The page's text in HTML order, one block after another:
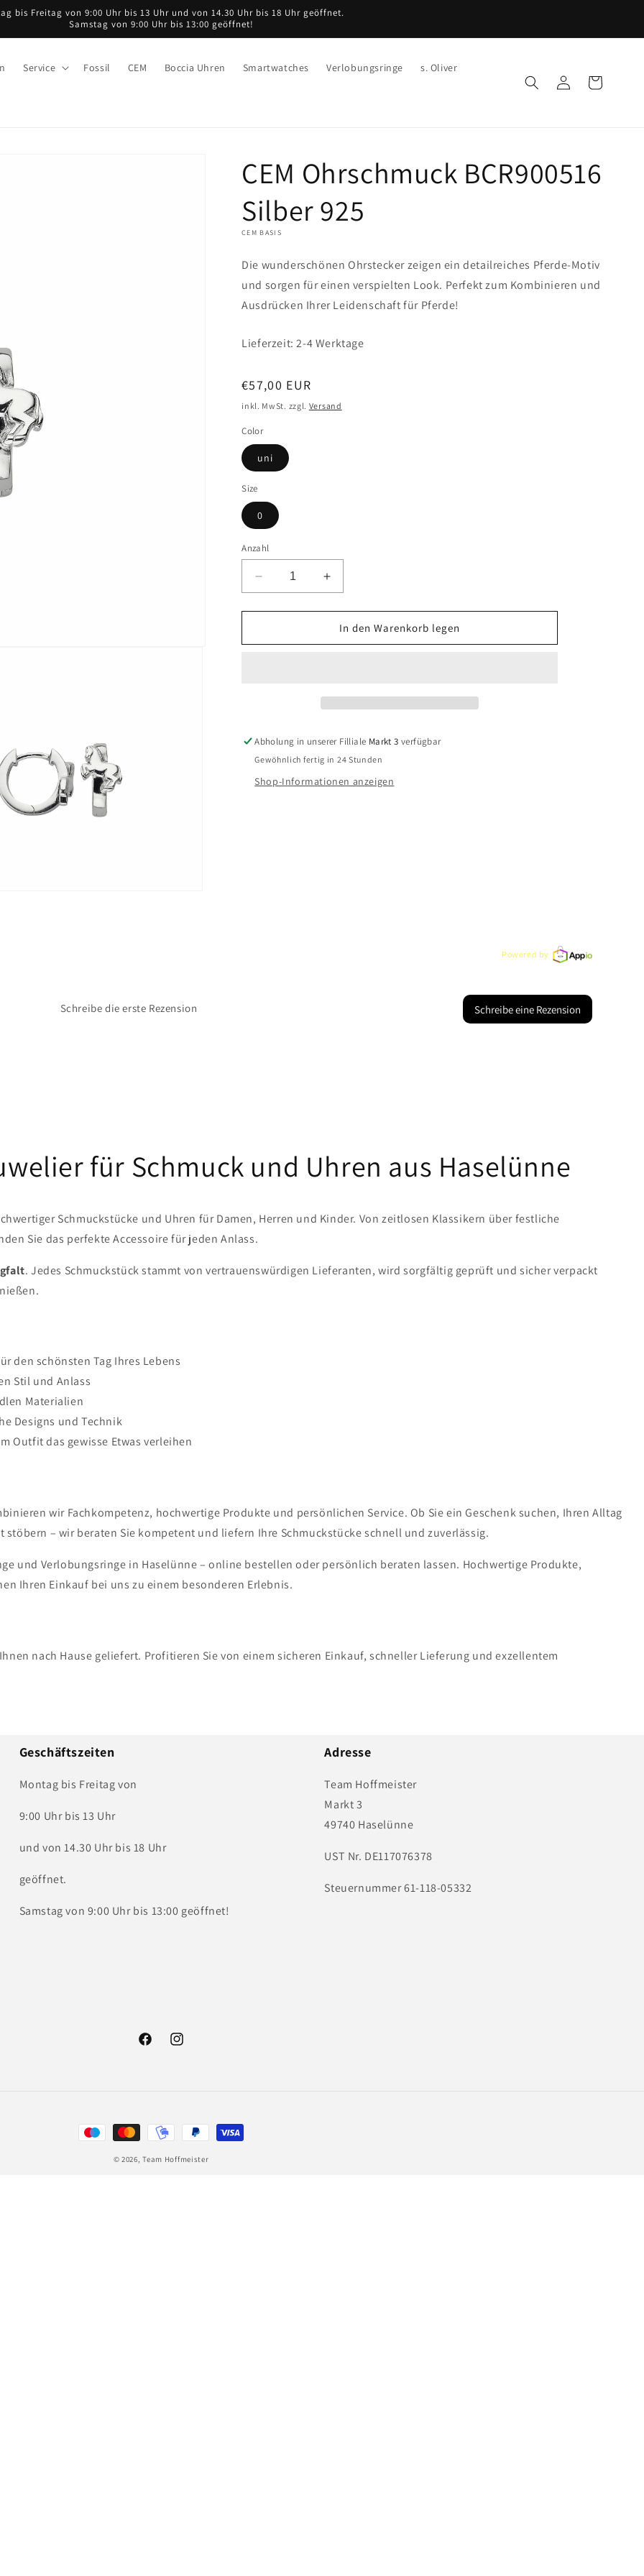
bis Freitag von 9:00 Uhr bis 13 Uhr und von 14.30 Uhr bis 18 Uhr geöffnet.
Samstag von 9:00 Uhr bis 13:00 geöffnet!
Service Fossil CEM Boccia Uhren Smartwatches Verlobungsringe s. Oliver
EinloggenWarenkorb
CEM Ohrschmuck BCR900516
Silber 925
CEM BASIS
Die wunderschönen Ohrstecker zeigen ein detailreiches Pferde-Motiv
und sorgen für einen verspielten Look. Perfekt zum Kombinieren und
Ausdrücken Ihrer Leidenschaft für Pferde!
Lieferzeit: 2-4 Werktage
Normaler
Preis
€57,00 EUR
inkl. MwSt. zzgl. Versand
Color
uni
Size
0
Anzahl
Verringere
die
Menge
CEM
Erhöhe
die
Menge
für
CEM
In den Warenkorb legen
Abholung in unserer Filliale Markt 3 verfügbar
Gewöhnlich fertig in 24 Stunden
Shop-Informationen anzeigen
Powered by
Schreibe die erste Rezension Schreibe eine Rezension
für Schmuck und Uhren aus Haselünne
Schmuckstücke und Uhren für Damen, Herren und Kinder. Von zeitlosen Klassikern über festliche
Sie das perfekte Accessoire für jeden Anlass.
. Jedes Schmuckstück stammt von vertrauenswürdigen Lieferanten, wird sorgfältig geprüft und sicher verpackt
den schönsten Tag Ihres Lebens
Stil und Anlass
Materialien
Designs und Technik
Outfit das gewisse Etwas verleihen
wir Fachkompetenz, hochwertige Produkte und persönlichen Service. Ob Sie ein Geschenk suchen, Ihren Alltag
– wir beraten Sie kompetent und liefern Ihre Schmuckstücke schnell und zuverlässig.
und Verlobungsringe in Haselünne – online bestellen oder persönlich beraten lassen. Hochwertige Produkte,
Ihren Einkauf bei uns zu einem besonderen Erlebnis.
nach Hause geliefert. Profitieren Sie von einem sicheren Einkauf, schneller Lieferung und exzellentem
Geschäftszeiten
Montag bis Freitag von
9:00 Uhr bis 13 Uhr
und von 14.30 Uhr bis 18 Uhr
geöffnet.
Samstag von 9:00 Uhr bis 13:00 geöffnet!
Adresse
Team Hoffmeister
Markt 3
49740 Haselünne
UST Nr. DE117076378
Steuernummer 61-118-05332
FacebookInstagram
Zahlungsmethoden
© 2026,Team Hoffmeister